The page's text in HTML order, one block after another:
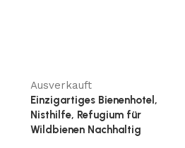
Ausverkauft
Einzigartiges Bienenhotel,
Nisthilfe, Refugium für
Wildbienen Nachhaltig